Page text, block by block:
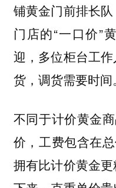
铺黄金门前排长
门店的“一口价”
迎，多位柜台工
货，调货需要时间。
不同于计价黄金
价，工费包含在
拥有比计价黄金